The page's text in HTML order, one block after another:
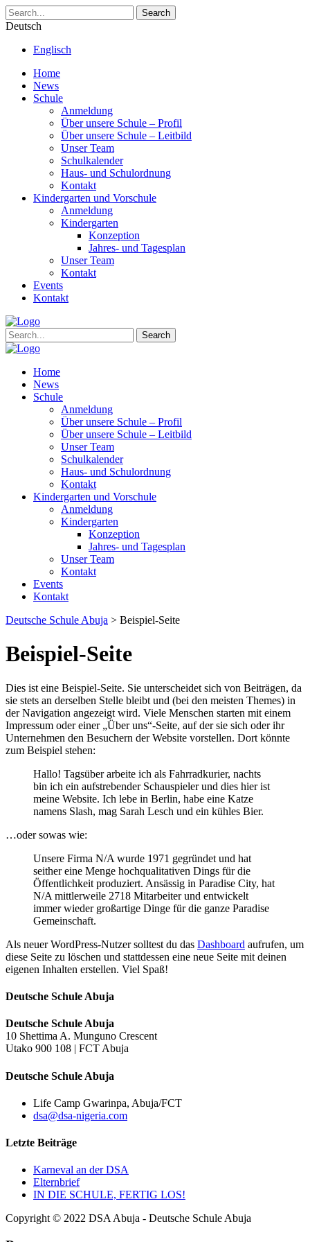
Search
Deutsch
Englisch
Home
News
Schule
Anmeldung
Über unsere Schule – Profil
Über unsere Schule – Leitbild
Unser Team
Schulkalender
Haus- und Schulordnung
Kontakt
Kindergarten und Vorschule
Anmeldung
Kindergarten
Konzeption
Jahres- und Tagesplan
Unser Team
Kontakt
Events
Kontakt
Search
Home
News
Schule
Anmeldung
Über unsere Schule – Profil
Über unsere Schule – Leitbild
Unser Team
Schulkalender
Haus- und Schulordnung
Kontakt
Kindergarten und Vorschule
Anmeldung
Kindergarten
Konzeption
Jahres- und Tagesplan
Unser Team
Kontakt
Events
Kontakt
Deutsche Schule Abuja > Beispiel-Seite
Beispiel-Seite
Dies ist eine Beispiel-Seite. Sie unterscheidet sich von Beiträgen, da
sie stets an derselben Stelle bleibt und (bei den meisten Themes) in
der Navigation angezeigt wird. Viele Menschen starten mit einem
Impressum oder einer „Über uns“-Seite, auf der sie sich oder ihr
Unternehmen den Besuchern der Website vorstellen. Dort könnte
zum Beispiel stehen:
Hallo! Tagsüber arbeite ich als Fahrradkurier, nachts
bin ich ein aufstrebender Schauspieler und dies hier ist
meine Website. Ich lebe in Berlin, habe eine Katze
namens Slash, mag Sarah Lesch und ein kühles Bier.
…oder sowas wie:
Unsere Firma N/A wurde 1971 gegründet und hat
seither eine Menge hochqualitativen Dings für die
Öffentlichkeit produziert. Ansässig in Paradise City, hat
N/A mittlerweile 2718 Mitarbeiter und entwickelt
immer wieder großartige Dinge für die ganze Paradise
Gemeinschaft.
Als neuer WordPress-Nutzer solltest du das Dashboard aufrufen, um
diese Seite zu löschen und stattdessen eine neue Seite mit deinen
eigenen Inhalten erstellen. Viel Spaß!
Deutsche Schule Abuja
Deutsche Schule Abuja
10 Shettima A. Munguno Crescent
Utako 900 108 | FCT Abuja
Deutsche Schule Abuja
Life Camp Gwarinpa, Abuja/FCT
dsa@dsa-nigeria.com
Letzte Beiträge
Karneval an der DSA
Elternbrief
IN DIE SCHULE, FERTIG LOS!
Copyright © 2022 DSA Abuja - Deutsche Schule Abuja